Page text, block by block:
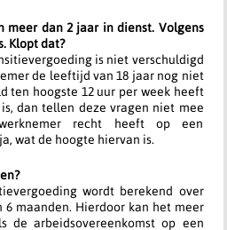
meer dan 2 jaar in dienst. Volgens
Klopt dat?
is niet verschuldigd
de leeftijd van 18 jaar nog niet
ten hoogste 12 uur per week heeft
dan tellen deze vragen niet mee
recht heeft op een
wat de hoogte hiervan is.
wordt berekend over
maanden. Hierdoor kan het meer
de arbeidsovereenkomst op een